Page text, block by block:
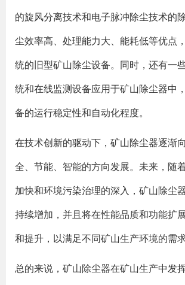
的旋风分离技术和电子脉冲除尘技术的
尘效率高、处理能力大、能耗低等优点
统的旧型矿山除尘设备。同时，还有一
统和在线监测设备应用于矿山除尘器中
备的运行稳定性和自动化程度。
在技术创新的驱动下，矿山除尘器逐渐
全、节能、智能的方向发展。未来，随
加快和环境污染治理的深入，矿山除尘
持续增加，并且将在性能品质和功能扩
和提升，以满足不同矿山生产环境的需求
总的来说，矿山除尘器在矿山生产中发